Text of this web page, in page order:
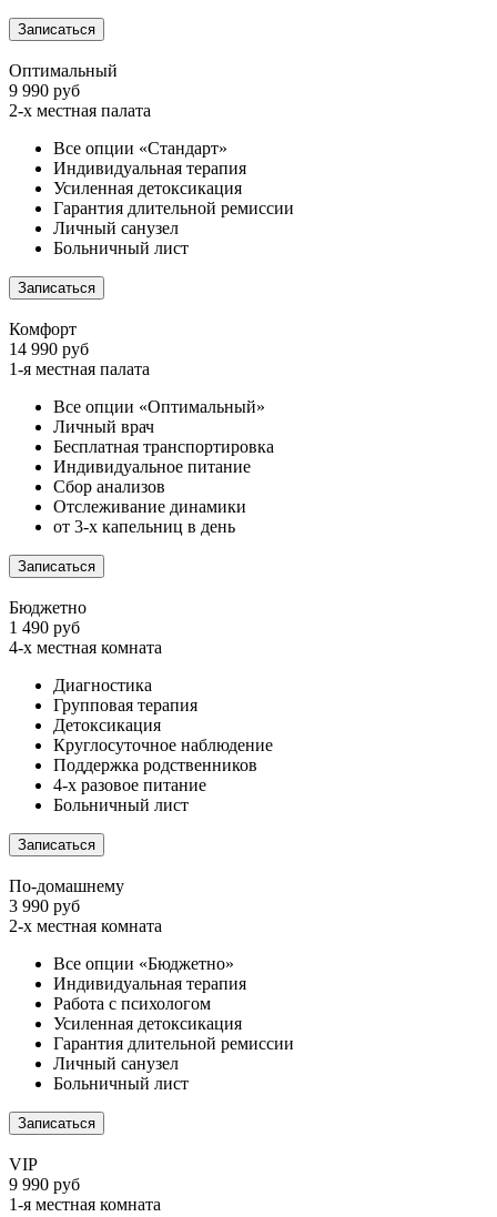
Записаться
Оптимальный
9 990 руб
2-х местная палата
Все опции «Стандарт»
Индивидуальная терапия
Усиленная детоксикация
Гарантия длительной ремиссии
Личный санузел
Больничный лист
Записаться
Комфорт
14 990 руб
1-я местная палата
Все опции «Оптимальный»
Личный врач
Бесплатная транспортировка
Индивидуальное питание
Сбор анализов
Отслеживание динамики
от 3-х капельниц в день
Записаться
Бюджетно
1 490 руб
4-х местная комната
Диагностика
Групповая терапия
Детоксикация
Круглосуточное наблюдение
Поддержка родственников
4-х разовое питание
Больничный лист
Записаться
По-домашнему
3 990 руб
2-х местная комната
Все опции «Бюджетно»
Индивидуальная терапия
Работа с психологом
Усиленная детоксикация
Гарантия длительной ремиссии
Личный санузел
Больничный лист
Записаться
VIP
9 990 руб
1-я местная комната